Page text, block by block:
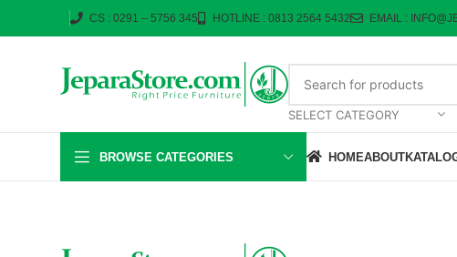
CS : 0291 – 5756 345 HOTLINE : 0813 2564 5432 EMAIL :
SELECT CATEGORY
BROWSE CATEGORIES HOMEABOUT